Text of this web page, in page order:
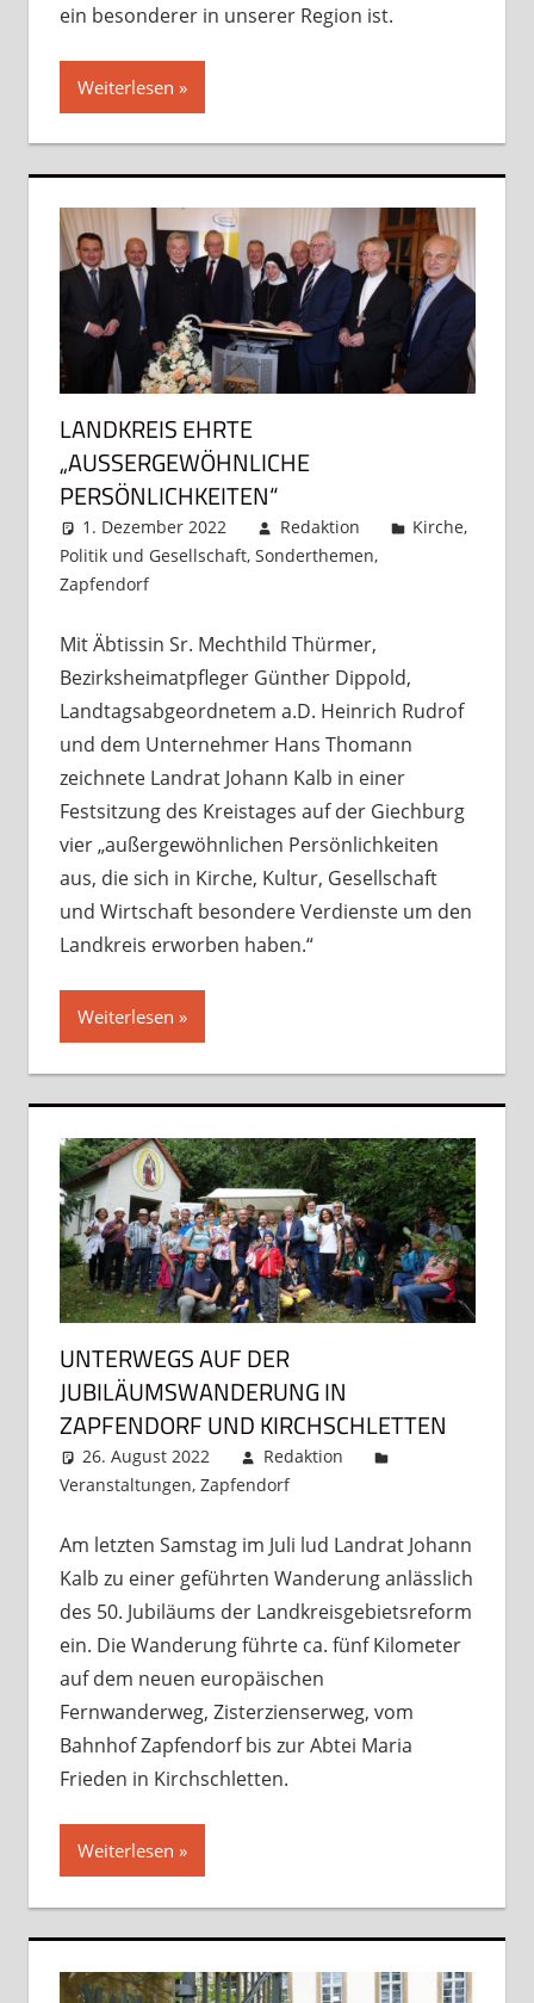
ein besonderer in unserer Region ist.
Weiterlesen
LANDKREIS EHRTE
„AUSSERGEWÖHNLICHE P
ERSÖNLICHKEITEN“
1. Dezember 2022 Redaktion Kirche,
Politik und Gesellschaft, Sonderthemen,
Zapfendorf
Mit Äbtissin Sr. Mechthild Thürmer,
Bezirksheimatpfleger Günther Dippold,
Landtagsabgeordnetem a.D. Heinrich Rudrof
und dem Unternehmer Hans Thomann
zeichnete Landrat Johann Kalb in einer
Festsitzung des Kreistages auf der Giechburg
vier „außergewöhnlichen Persönlichkeiten
aus, die sich in Kirche, Kultur, Gesellschaft
und Wirtschaft besondere Verdienste um den
Landkreis erworben haben.“
Weiterlesen
UNTERWEGS AUF DER
JUBILÄUMSWANDERUNG IN
ZAPFENDORF UND KIRCHSCHLETTEN
26. August 2022
Redaktion
Veranstaltungen, Zapfendorf
Am letzten Samstag im Juli lud Landrat Johann
Kalb zu einer geführten Wanderung anlässlich
des 50. Jubiläums der Landkreisgebietsreform
ein. Die Wanderung führte ca. fünf Kilometer
auf dem neuen europäischen
Fernwanderweg, Zisterzienserweg, vom
Bahnhof Zapfendorf bis zur Abtei Maria
Frieden in Kirchschletten.
Weiterlesen